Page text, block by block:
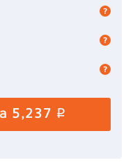
5,237 p